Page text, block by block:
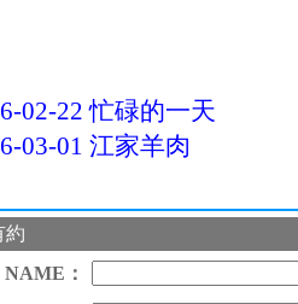
02-22 忙碌的一天
03-01 江家羊肉
約
NAME：